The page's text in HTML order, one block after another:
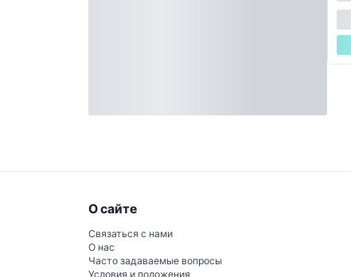
О сайте
Связаться с нами
О нас
Часто задаваемые вопросы